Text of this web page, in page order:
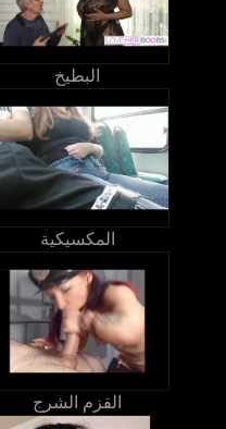
البطيخ
المكسيكية
القزم الشرج